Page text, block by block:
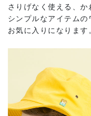
さりげなく使える、か
シンプルなアイテム
お気に入りになります